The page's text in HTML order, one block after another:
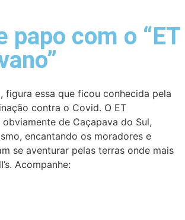
papo com o “ET
figura essa que ficou conhecida pela
contra o Covid. O ET
de Caçapava do Sul,
encantando os moradores e
se aventurar pelas terras onde mais
Acompanhe: